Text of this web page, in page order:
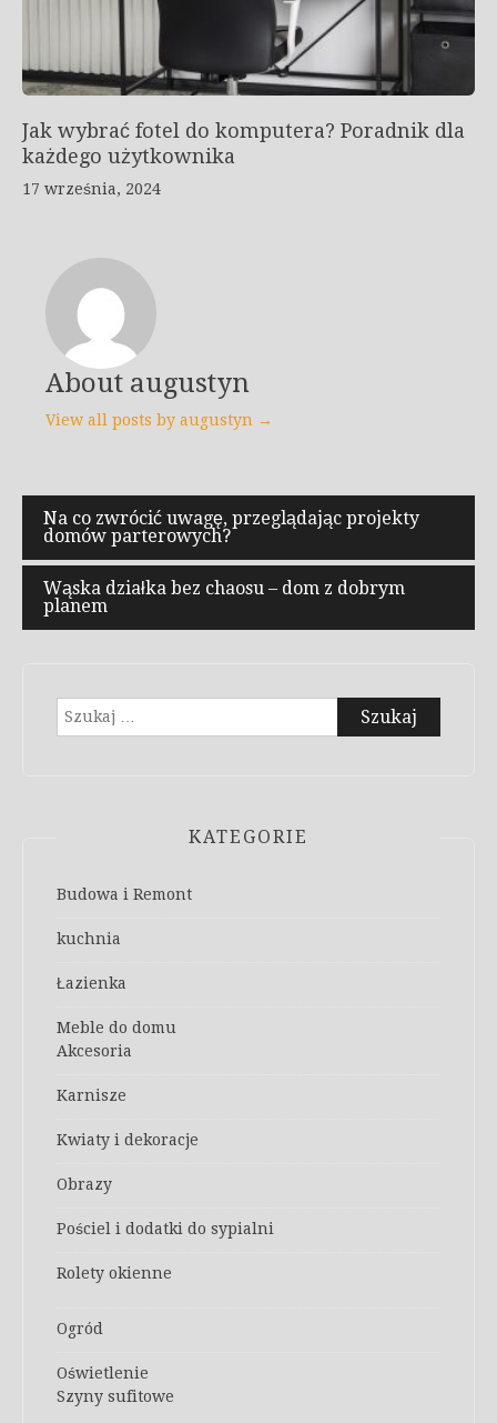
Jak wybrać fotel do komputera? Poradnik dla
każdego użytkownika
17 września, 2024
About augustyn
View all posts by augustyn →
Nawigacja
wpisu
Na co zwrócić uwagę, przeglądając projekty
domów parterowych?
Wąska działka bez chaosu – dom z dobrym
planem
Szukaj:
KATEGORIE
Budowa i Remont
kuchnia
Łazienka
Meble do domu
Akcesoria
Karnisze
Kwiaty i dekoracje
Obrazy
Pościel i dodatki do sypialni
Rolety okienne
Ogród
Oświetlenie
Szyny sufitowe